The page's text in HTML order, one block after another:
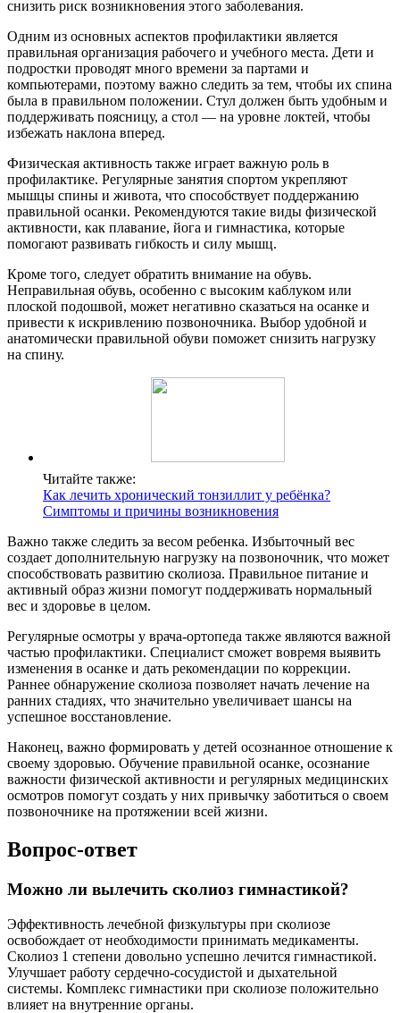
снизить риск возникновения этого заболевания.
Одним из основных аспектов профилактики является
правильная организация рабочего и учебного места. Дети и
подростки проводят много времени за партами и
компьютерами, поэтому важно следить за тем, чтобы их спина
была в правильном положении. Стул должен быть удобным и
поддерживать поясницу, а стол — на уровне локтей, чтобы
избежать наклона вперед.
Физическая активность также играет важную роль в
профилактике. Регулярные занятия спортом укрепляют
мышцы спины и живота, что способствует поддержанию
правильной осанки. Рекомендуются такие виды физической
активности, как плавание, йога и гимнастика, которые
помогают развивать гибкость и силу мышц.
Кроме того, следует обратить внимание на обувь.
Неправильная обувь, особенно с высоким каблуком или
плоской подошвой, может негативно сказаться на осанке и
привести к искривлению позвоночника. Выбор удобной и
анатомически правильной обуви поможет снизить нагрузку
на спину.
Читайте также:
Как лечить хронический тонзиллит у ребёнка?
Симптомы и причины возникновения
Важно также следить за весом ребенка. Избыточный вес
создает дополнительную нагрузку на позвоночник, что может
способствовать развитию сколиоза. Правильное питание и
активный образ жизни помогут поддерживать нормальный
вес и здоровье в целом.
Регулярные осмотры у врача-ортопеда также являются важной
частью профилактики. Специалист сможет вовремя выявить
изменения в осанке и дать рекомендации по коррекции.
Раннее обнаружение сколиоза позволяет начать лечение на
ранних стадиях, что значительно увеличивает шансы на
успешное восстановление.
Наконец, важно формировать у детей осознанное отношение к
своему здоровью. Обучение правильной осанке, осознание
важности физической активности и регулярных медицинских
осмотров помогут создать у них привычку заботиться о своем
позвоночнике на протяжении всей жизни.
Вопрос-ответ
Можно ли вылечить сколиоз гимнастикой?
Эффективность лечебной физкультуры при сколиозе
освобождает от необходимости принимать медикаменты.
Сколиоз 1 степени довольно успешно лечится гимнастикой.
Улучшает работу сердечно-сосудистой и дыхательной
системы. Комплекс гимнастики при сколиозе положительно
влияет на внутренние органы.